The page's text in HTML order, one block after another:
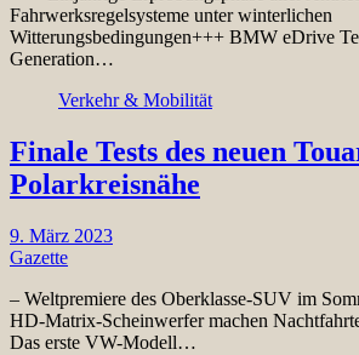
Fahrwerksregelsysteme unter winterlichen
Witterungsbedingungen+++ BMW eDrive
Generation…
Verkehr & Mobilität
Finale Tests des neuen
Polarkreisnähe
9. März 2023
Gazette
– Weltpremiere des Oberklasse-SUV im
HD-Matrix-Scheinwerfer machen
Das erste VW-Modell…